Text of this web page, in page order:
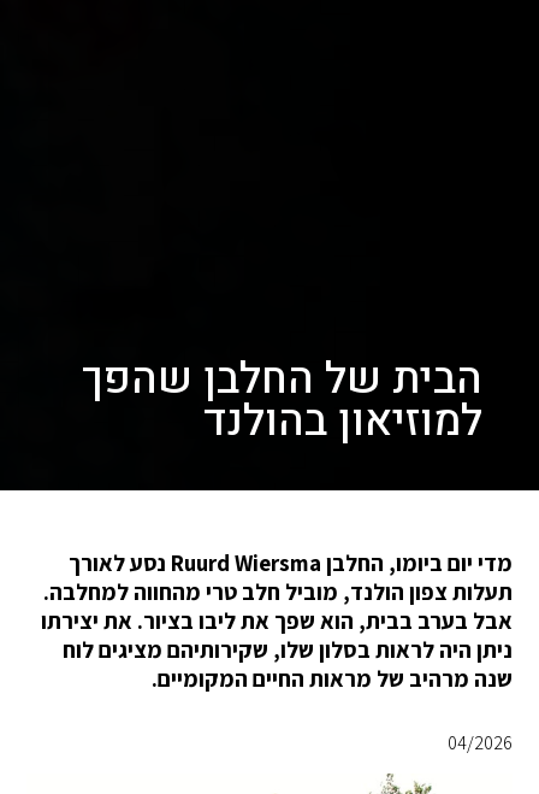
הבית של החלבן שהפך
למוזיאון בהולנד
מדי יום ביומו, החלבן Ruurd Wiersma נסע לאורך
תעלות צפון הולנד, מוביל חלב טרי מהחווה למחלבה.
אבל בערב בבית, הוא שפך את ליבו בציור. את יצירתו
ניתן היה לראות בסלון שלו, שקירותיהם מציגים לוח
שנה מרהיב של מראות החיים המקומיים.
04/2026